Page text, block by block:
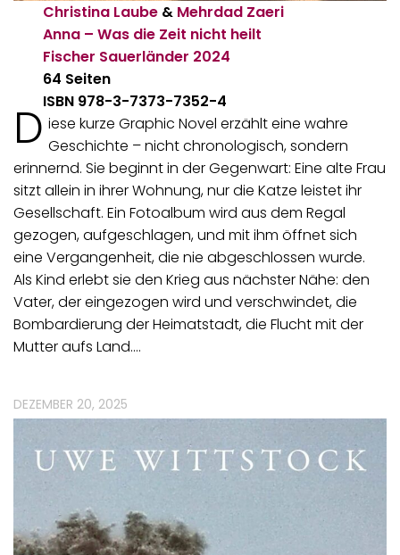
Christina Laube & Mehrdad Zaeri
Anna – Was die Zeit nicht heilt
Fischer Sauerländer 2024
64 Seiten
ISBN 978-3-7373-7352-4
D iese kurze Graphic Novel erzählt eine wahre
Geschichte – nicht chronologisch, sondern
erinnernd. Sie beginnt in der Gegenwart: Eine alte Frau
sitzt allein in ihrer Wohnung, nur die Katze leistet ihr
Gesellschaft. Ein Fotoalbum wird aus dem Regal
gezogen, aufgeschlagen, und mit ihm öffnet sich
eine Vergangenheit, die nie abgeschlossen wurde.
Als Kind erlebt sie den Krieg aus nächster Nähe: den
Vater, der eingezogen wird und verschwindet, die
Bombardierung der Heimatstadt, die Flucht mit der
Mutter aufs Land.…
DEZEMBER 20, 2025